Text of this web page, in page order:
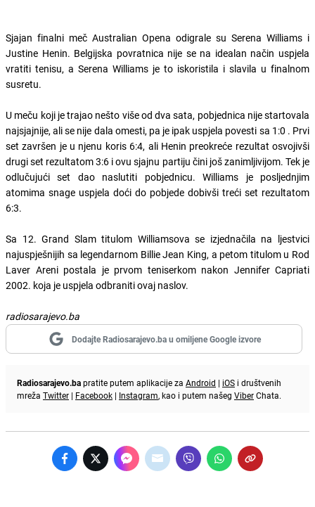
Sjajan finalni meč Australian Opena odigrale su Serena Williams i
Justine Henin. Belgijska povratnica nije se na idealan način uspjela
vratiti tenisu, a Serena Williams je to iskoristila i slavila u finalnom
susretu.
U meču koji je trajao nešto više od dva sata, pobjednica nije startovala
najsjajnije, ali se nije dala omesti, pa je ipak uspjela povesti sa 1:0 . Prvi
set završen je u njenu koris 6:4, ali Henin preokreće rezultat osvojivši
drugi set rezultatom 3:6 i ovu sjajnu partiju čini još zanimljivijom. Tek je
odlučujući set dao naslutiti pobjednicu. Williams je posljednjim
atomima snage uspjela doći do pobjede dobivši treći set rezultatom
6:3.
Sa 12. Grand Slam titulom Williamsova se izjednačila na ljestvici
najuspješnijih sa legendarnom Billie Jean King, a petom titulom u Rod
Laver Areni postala je prvom teniserkom nakon Jennifer Capriati
2002. koja je uspjela odbraniti ovaj naslov.
radiosarajevo.ba
Dodajte Radiosarajevo.ba u omiljene Google izvore
Radiosarajevo.bapratite putem aplikacije za Android | iOS i društvenih
mreža Twitter | Facebook | Instagram, kao i putem našeg ViberChata.